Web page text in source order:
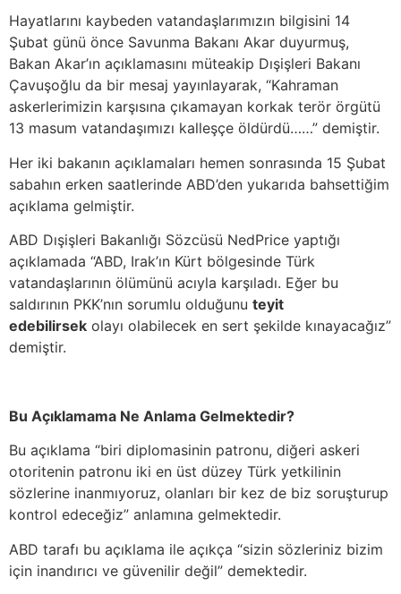
Hayatlarını kaybeden vatandaşlarımızın bilgisini 14
Şubat günü önce Savunma Bakanı Akar duyurmuş,
Bakan Akar’ın açıklamasını müteakip Dışişleri Bakanı
Çavuşoğlu da bir mesaj yayınlayarak, “Kahraman
askerlerimizin karşısına çıkamayan korkak terör örgütü
13 masum vatandaşımızı kalleşçe öldürdü……” demiştir.
Her iki bakanın açıklamaları hemen sonrasında 15 Şubat
sabahın erken saatlerinde ABD’den yukarıda bahsettiğim
açıklama gelmiştir.
ABD Dışişleri Bakanlığı Sözcüsü NedPrice yaptığı
açıklamada “ABD, Irak’ın Kürt bölgesinde Türk
vatandaşlarının ölümünü acıyla karşıladı. Eğer bu
saldırının PKK’nın sorumlu olduğunu teyit
edebilirsek olayı olabilecek en sert şekilde kınayacağız”
demiştir.
Bu Açıklamama Ne Anlama Gelmektedir?
Bu açıklama “biri diplomasinin patronu, diğeri askeri
otoritenin patronu iki en üst düzey Türk yetkilinin
sözlerine inanmıyoruz, olanları bir kez de biz soruşturup
kontrol edeceğiz” anlamına gelmektedir.
ABD tarafı bu açıklama ile açıkça “sizin sözleriniz bizim
için inandırıcı ve güvenilir değil” demektedir.